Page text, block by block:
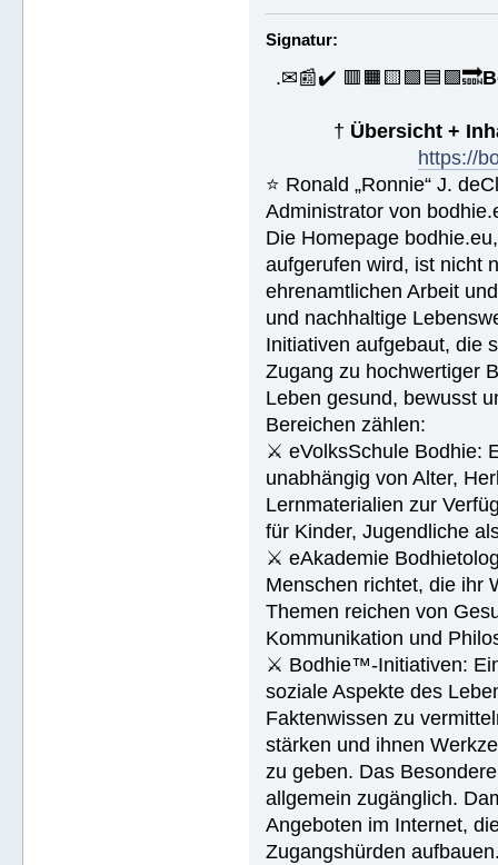
Signatur:
.✉📰✔️ 🟥🟧🟨🟩🟦🟪🔜
† Übersicht +
https://
⭐️ Ronald „Ronnie“ J.
Administrator von
Die Homepage
aufgerufen wird, ist nicht
ehrenamtlichen Arbeit
und nachhaltige
Initiativen aufgebaut, die
Zugang zu hochwertiger
Leben gesund, bewusst
Bereichen zählen:
⚔ eVolksSchule Bodhie:
unabhängig von Alter,
Lernmaterialien zur
für Kinder, Jugendliche
⚔ eAkademie
Menschen richtet, die ihr
Themen reichen von
Kommunikation und
⚔ Bodhie™-Initiativen:
soziale Aspekte des
Faktenwissen zu
stärken und ihnen
zu geben. Das
allgemein zugänglich.
Angeboten im Internet,
Zugangshürden